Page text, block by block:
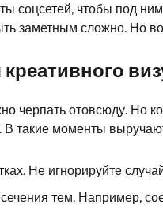
соцсетей, чтобы под
заметным сложно. Но
черпать отовсюду. Но
В такие моменты
Не игнорируйте
тем. Например,